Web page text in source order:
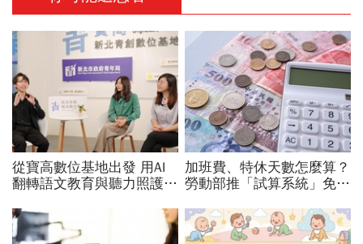
從寶高數位基地出發 用AI
翻轉語文教育與聽力照護，
加班費、特休天數怎麼算？
勞動部推「試算系統」免代
資遣費都能查